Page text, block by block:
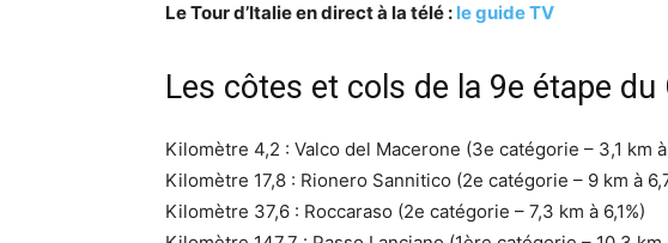
Le Tour d’Italie en direct à la télé : le guide TV
Les côtes et cols de la 9e étape du
Kilomètre 4,2 : Valco del Macerone (3e catégorie – 3,1 km à
Kilomètre 17,8 : Rionero Sannitico (2e catégorie – 9 km à
Kilomètre 37,6 : Roccaraso (2e catégorie – 7,3 km à 6,1%)